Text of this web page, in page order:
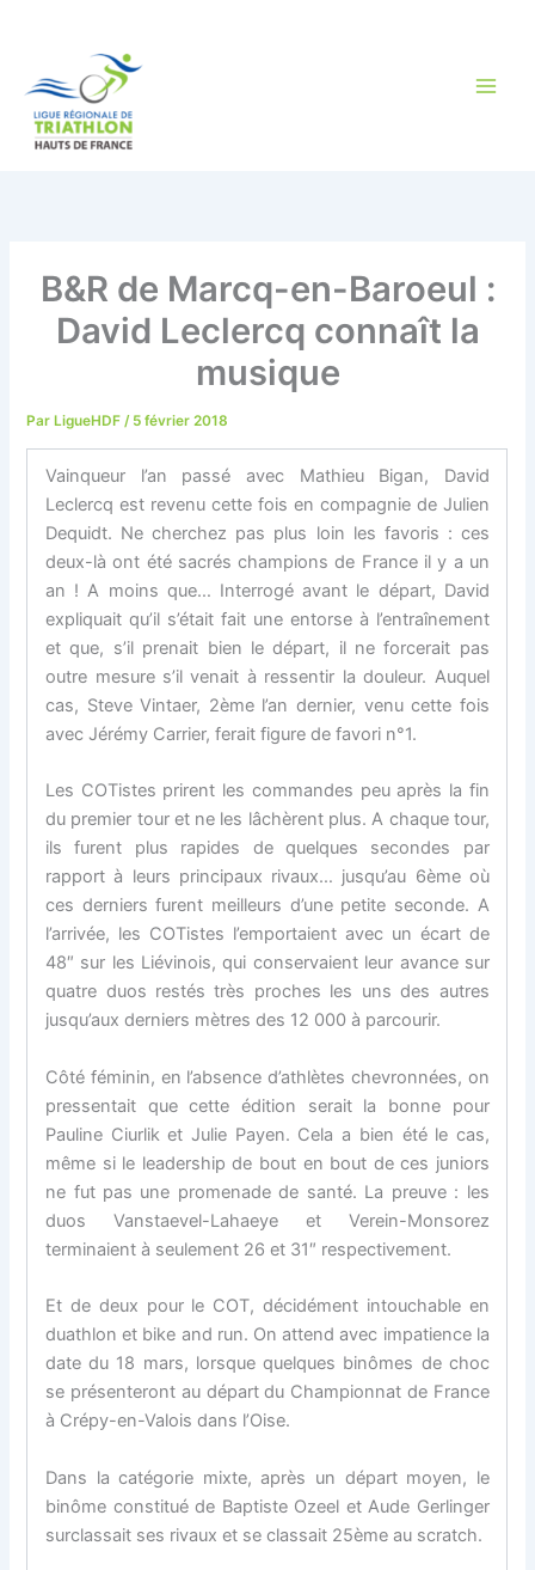
B&R de Marcq-en-Baroeul :
David Leclercq connaît la
musique
ParLigueHDF / 5 février 2018
Vainqueur l’an passé avec Mathieu Bigan, David
Leclercq est revenu cette fois en compagnie de Julien
Dequidt. Ne cherchez pas plus loin les favoris : ces
deux-là ont été sacrés champions de France il y a un
an ! A moins que… Interrogé avant le départ, David
expliquait qu’il s’était fait une entorse à l’entraînement
et que, s’il prenait bien le départ, il ne forcerait pas
outre mesure s’il venait à ressentir la douleur. Auquel
cas, Steve Vintaer, 2ème l’an dernier, venu cette fois
avec Jérémy Carrier, ferait figure de favori n°1.
Les COTistes prirent les commandes peu après la fin
du premier tour et ne les lâchèrent plus. A chaque tour,
ils furent plus rapides de quelques secondes par
rapport à leurs principaux rivaux… jusqu’au 6ème où
ces derniers furent meilleurs d’une petite seconde. A
l’arrivée, les COTistes l’emportaient avec un écart de
48″ sur les Liévinois, qui conservaient leur avance sur
quatre duos restés très proches les uns des autres
jusqu’aux derniers mètres des 12 000 à parcourir.
Côté féminin, en l’absence d’athlètes chevronnées, on
pressentait que cette édition serait la bonne pour
Pauline Ciurlik et Julie Payen. Cela a bien été le cas,
même si le leadership de bout en bout de ces juniors
ne fut pas une promenade de santé. La preuve : les
duos Vanstaevel-Lahaeye et Verein-Monsorez
terminaient à seulement 26 et 31″ respectivement.
Et de deux pour le COT, décidément intouchable en
duathlon et bike and run. On attend avec impatience la
date du 18 mars, lorsque quelques binômes de choc
se présenteront au départ du Championnat de France
à Crépy-en-Valois dans l’Oise.
Dans la catégorie mixte, après un départ moyen, le
binôme constitué de Baptiste Ozeel et Aude Gerlinger
surclassait ses rivaux et se classait 25ème au scratch.